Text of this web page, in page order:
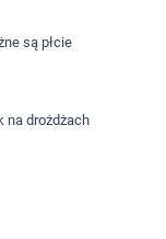
są płcie
na drożdżach